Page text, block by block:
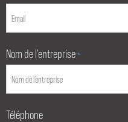
Nom de l’entreprise *
Téléphone